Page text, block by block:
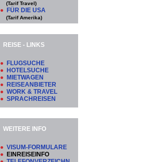
(Tarif Travel)
● FÜR DIE USA
(Tarif Amerika)
REISE - LINKS
● FLUGSUCHE
● HOTELSUCHE
● MIETWAGEN
● REISEANBIETER
● WORK & TRAVEL
● SPRACHREISEN
WEITERE INFO
● VISUM-FORMULARE
● EINREISEINFO